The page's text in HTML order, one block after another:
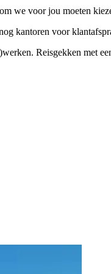
we voor jou moeten
kantoren voor
Reisgekken met